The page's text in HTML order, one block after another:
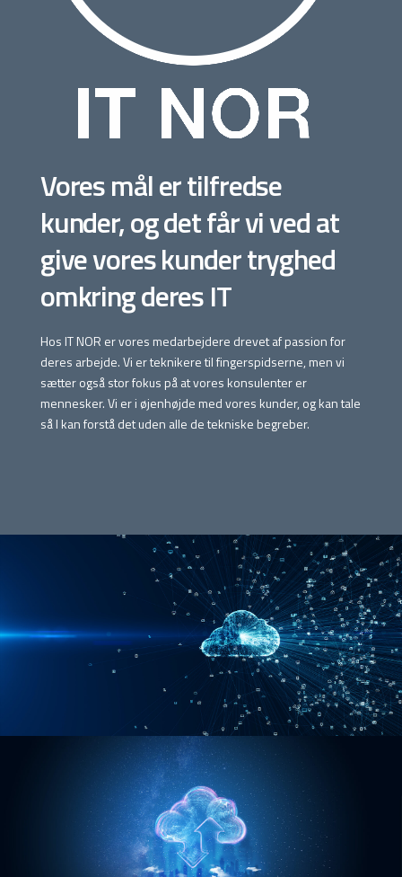
Vores mål er tilfredse
kunder, og det får vi ved at
give vores kunder tryghed
omkring deres IT
Hos IT NOR er vores medarbejdere drevet af passion for
deres arbejde. Vi er teknikere til fingerspidserne, men vi
sætter også stor fokus på at vores konsulenter er
mennesker. Vi er i øjenhøjde med vores kunder, og kan tale
så I kan forstå det uden alle de tekniske begreber.